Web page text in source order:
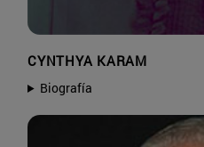
CYNTHYA KARAM
Biografía